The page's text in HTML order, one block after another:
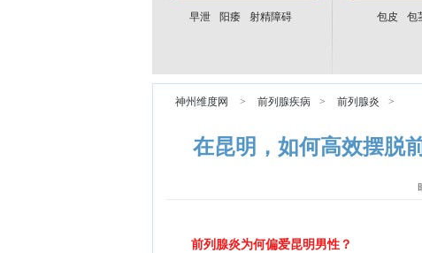
早泄 阳痿 射精障碍 包皮 包
神州维度网 > 前列腺疾病 > 前列腺炎 >
在昆明，如何高效摆脱
前列腺炎为何偏爱昆明男性？